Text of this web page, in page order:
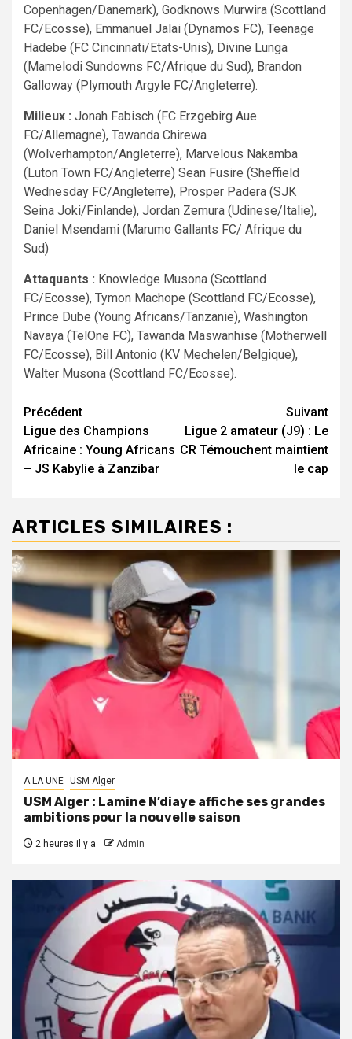
Copenhagen/Danemark), Godknows Murwira (Scottland
FC/Ecosse), Emmanuel Jalai (Dynamos FC), Teenage
Hadebe (FC Cincinnati/Etats-Unis), Divine Lunga
(Mamelodi Sundowns FC/Afrique du Sud), Brandon
Galloway (Plymouth Argyle FC/Angleterre).
Milieux : Jonah Fabisch (FC Erzgebirg Aue
FC/Allemagne), Tawanda Chirewa
(Wolverhampton/Angleterre), Marvelous Nakamba
(Luton Town FC/Angleterre) Sean Fusire (Sheffield
Wednesday FC/Angleterre), Prosper Padera (SJK
Seina Joki/Finlande), Jordan Zemura (Udinese/Italie),
Daniel Msendami (Marumo Gallants FC/ Afrique du
Sud)
Attaquants : Knowledge Musona (Scottland
FC/Ecosse), Tymon Machope (Scottland FC/Ecosse),
Prince Dube (Young Africans/Tanzanie), Washington
Navaya (TelOne FC), Tawanda Maswanhise (Motherwell
FC/Ecosse), Bill Antonio (KV Mechelen/Belgique),
Walter Musona (Scottland FC/Ecosse).
Navigation
d’article
Précédent
Ligue des Champions
Africaine : Young Africans
– JS Kabylie à Zanzibar
Suivant
Ligue 2 amateur (J9) : Le
CR Témouchent maintient
le cap
ARTICLES SIMILAIRES :
A LA UNE USM Alger
USM Alger : Lamine N’diaye affiche ses grandes
ambitions pour la nouvelle saison
2 heures il y a Admin